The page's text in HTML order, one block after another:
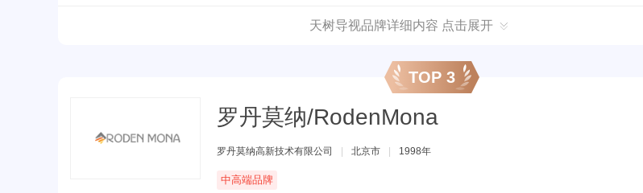
天树导视品牌详细内容 点击展开
TOP 3
罗丹莫纳/RodenMona
罗丹莫纳高新技术有限公司 北京市 1998年
中高端品牌